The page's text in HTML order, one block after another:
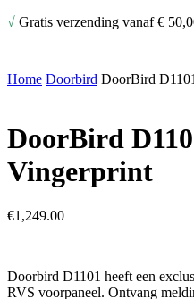
√ Gratis verzending vanaf €
Home Doorbird DoorBird
DoorBird
Vingerprint
€1,249.00
Doorbird D1101 heeft een
RVS voorpaneel. Ontvang